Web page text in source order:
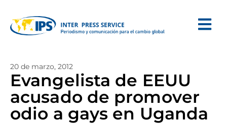
20 de marzo, 2012
Evangelista de EEUU
acusado de promover
odio a gays en Uganda